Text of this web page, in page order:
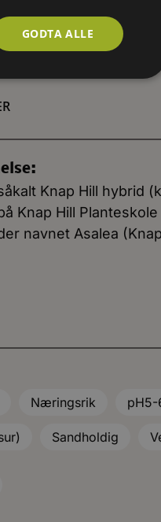
Knap Hill hybrid
Knap Hill
navnet Asalea
Næringsrik pH5-
Sandholdig
GODTA ALLE